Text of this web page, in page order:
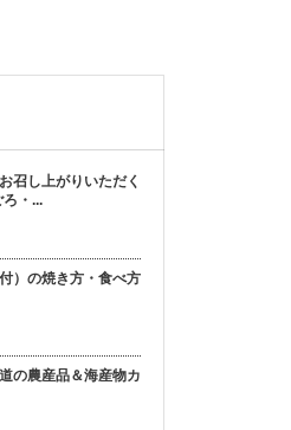
召し上がりいただく
・...
）の焼き方・食べ方
の農産品＆海産物カ